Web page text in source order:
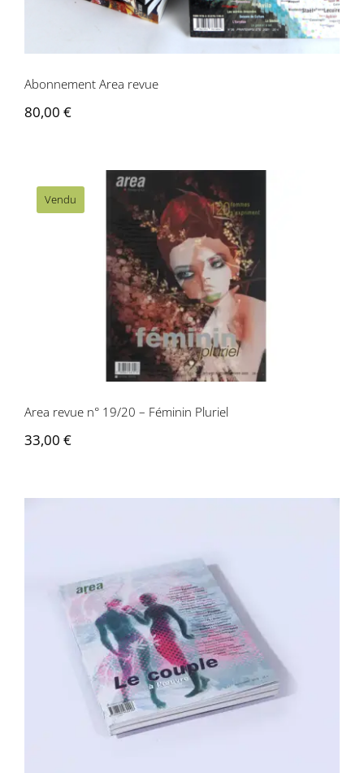
Abonnement Area revue
80,00 €
Vendu
Area revue n° 19/20 – Féminin Pluriel
Area revue n° 19/20 – Féminin Pluriel
33,00 €
Area revue n° 27 – Le Couple